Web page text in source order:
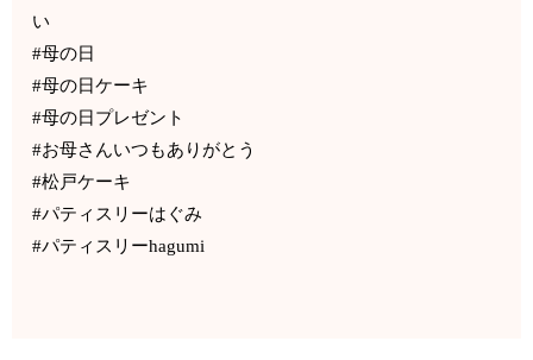
い️
#母の日
#母の日ケーキ
#母の日プレゼント
#お母さんいつもありがとう
#松戸ケーキ
#パティスリーはぐみ
#パティスリーhagumi